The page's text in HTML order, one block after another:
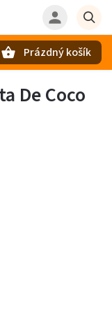
Prázdný košík
De Coco